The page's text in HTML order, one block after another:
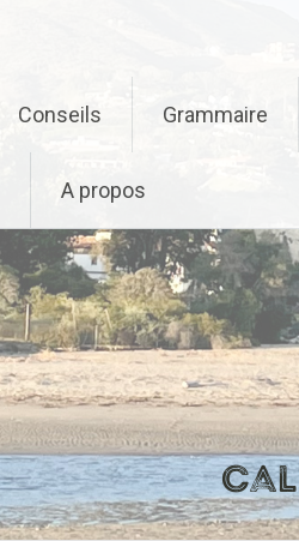
Conseils Grammaire
A propos